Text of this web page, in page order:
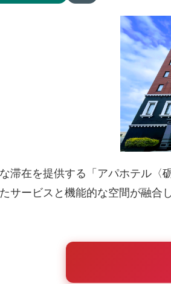
滞在を提供する「アパホテル
サービスと機能的な空間が融